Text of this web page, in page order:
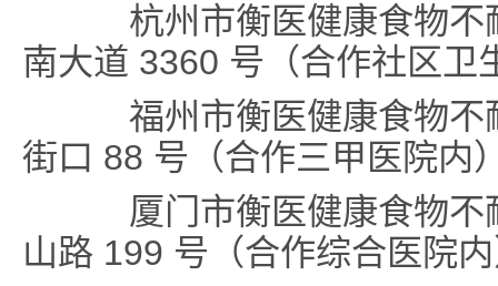
杭州市衡医健康食物不
南大道 3360 号（合作社区卫
福州市衡医健康食物不
街口 88 号（合作三甲医院内
厦门市衡医健康食物不
山路 199 号（合作综合医院